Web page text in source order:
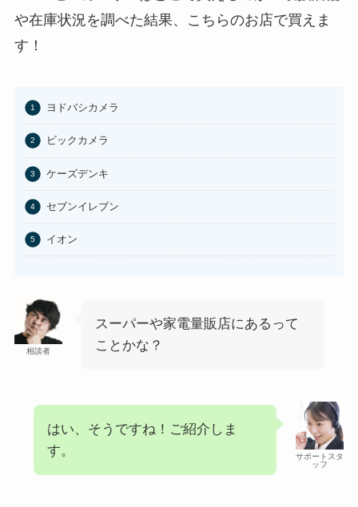
東京バナナはどこに売ってる？東
セリアなど取扱店まとめ
こに売ってる？任天堂ストアや
ビエネッタアイスはどこで買え
や在庫状況を調べた結果、こちらのお店で買えま
す！
ヨドバシカメラ
ビックカメラ
ケーズデンキ
セブンイレブン
イオン
相談者
スーパーや家電量販店にあるって
ことかな？
サポートスタ
ッフ
はい、そうですね！ご紹介しま
す。